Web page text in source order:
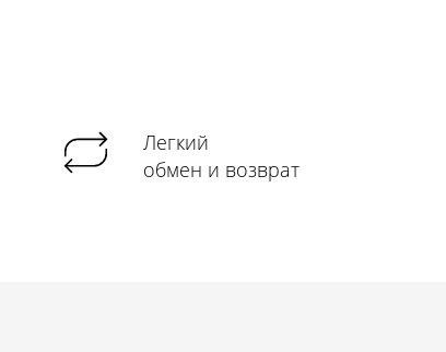
Легкий
обмен и возврат